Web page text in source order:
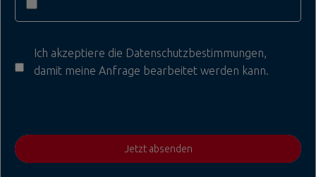
Ich akzeptiere die Datenschutzbestimmungen,
damit meine Anfrage bearbeitet werden kann.
Jetzt absenden